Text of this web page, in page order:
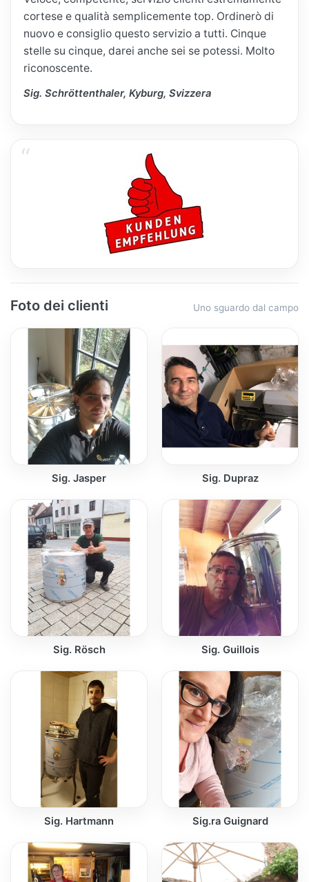
cortese e qualità semplicemente top. Ordinerò di
nuovo e consiglio questo servizio a tutti. Cinque
stelle su cinque, darei anche sei se potessi. Molto
riconoscente.
Sig. Schröttenthaler, Kyburg, Svizzera
Foto dei clienti Uno sguardo dal campo
Sig. Jasper Sig. Dupraz
Sig. Rösch Sig. Guillois
Sig. Hartmann Sig.ra Guignard